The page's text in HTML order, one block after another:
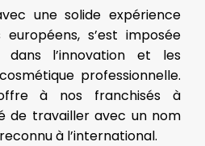
une solide expérience
s’est imposée
l’innovation et les
professionnelle.
à nos franchisés à
de travailler avec un nom
à l’international.